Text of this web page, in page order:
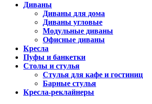
Диваны
Диваны для дома
Диваны угловые
Модульные диваны
Офисные диваны
Кресла
Пуфы и банкетки
Столы и стулья
Стулья для кафе и гостиниц
Барные стулья
Кресла-реклайнеры